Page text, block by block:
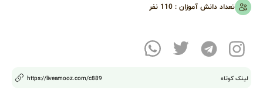
تعداد دانش آموزان :110 نفر
لینک کوتاه https://liveamooz.com/c889